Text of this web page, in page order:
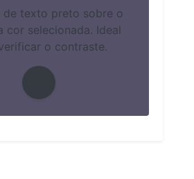
de texto preto sobre o
cor selecionada. Ideal
o contraste.